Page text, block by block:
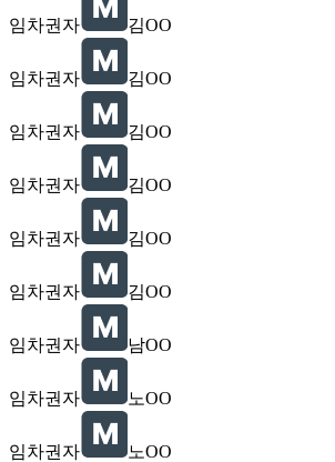
임차권자 김OO
임차권자 김OO
임차권자 김OO
임차권자 김OO
임차권자 김OO
임차권자 김OO
임차권자 남OO
임차권자 노OO
임차권자 노OO